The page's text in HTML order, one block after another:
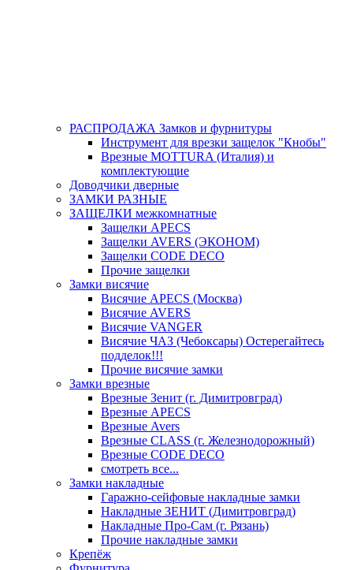
РАСПРОДАЖА Замков и фурнитуры
Инструмент для врезки защелок "Кнобы"
Врезные MOTTURA (Италия) и
комплектующие
Доводчики дверные
ЗАМКИ РАЗНЫЕ
ЗАЩЕЛКИ межкомнатные
Защелки APECS
Защелки AVERS (ЭКОНОМ)
Защелки CODE DECO
Прочие защелки
Замки висячие
Висячие APECS (Москва)
Висячие AVERS
Висячие VANGER
Висячие ЧАЗ (Чебоксары) Остерегайтесь
подделок!!!
Прочие висячие замки
Замки врезные
Врезные Зенит (г. Димитровград)
Врезные APECS
Врезные Avers
Врезные CLASS (г. Железнодорожный)
Врезные CODE DECO
смотреть все...
Замки накладные
Гаражно-сейфовые накладные замки
Накладные ЗЕНИТ (Димитровград)
Накладные Про-Сам (г. Рязань)
Прочие накладные замки
Крепёж